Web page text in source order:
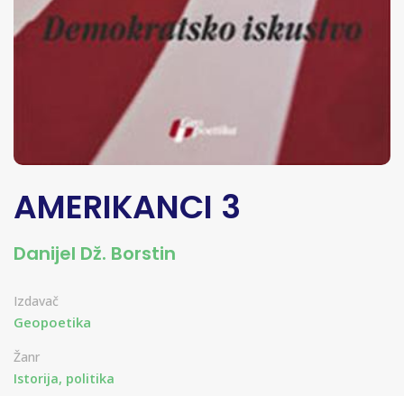
AMERIKANCI 3
Danijel Dž. Borstin
Izdavač
Geopoetika
Žanr
Istorija, politika